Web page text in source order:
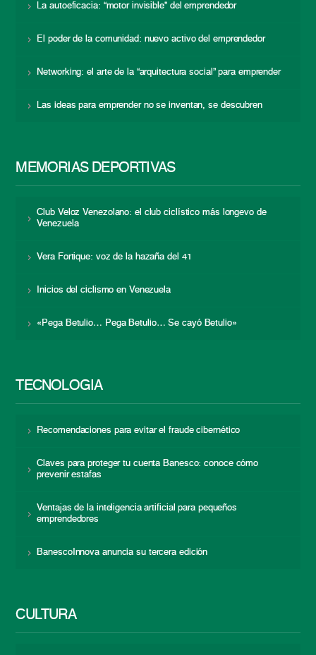
La autoeficacia: “motor invisible” del emprendedor
El poder de la comunidad: nuevo activo del emprendedor
Networking: el arte de la “arquitectura social” para emprender
Las ideas para emprender no se inventan, se descubren
MEMORIAS DEPORTIVAS
Club Veloz Venezolano: el club ciclístico más longevo de
Venezuela
Vera Fortique: voz de la hazaña del 41
Inicios del ciclismo en Venezuela
«Pega Betulio… Pega Betulio… Se cayó Betulio»
TECNOLOGÍA
Recomendaciones para evitar el fraude cibernético
Claves para proteger tu cuenta Banesco: conoce cómo
prevenir estafas
Ventajas de la inteligencia artificial para pequeños
emprendedores
BanescoInnova anuncia su tercera edición
CULTURA